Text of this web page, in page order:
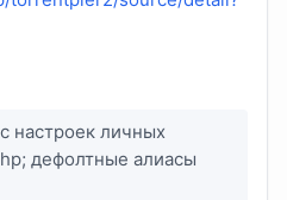
настроек личных
дефолтные алиасы